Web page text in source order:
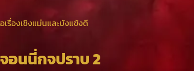
รื่องเชิงแม่นและบังแข้งดี
อนนี่กจปราบ 2